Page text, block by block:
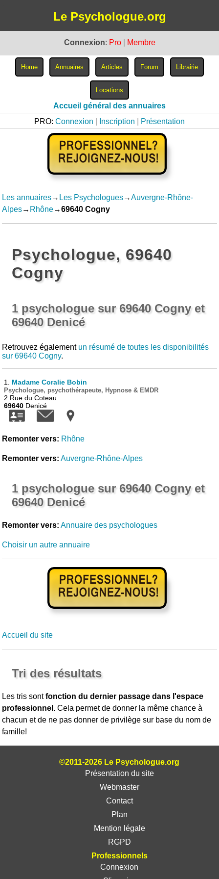
Le Psychologue.org
Connexion: Pro Membre
Accueil général des annuaires
PRO: Connexion Inscription Présentation
Les annuaires→ Les Psychologues→Auvergne-Rhône-
Alpes→ Rhône→69640 Cogny
Psychologue, 69640
Cogny
1 psychologue sur 69640 Cogny et
69640 Denicé
Retrouvez également un résumé de toutes les disponibilités
sur 69640 Cogny.
1. Madame Coralie Bobin
Psychologue, psychothérapeute, Hypnose & EMDR
2 Rue du Coteau
69640 Denicé
Remonter vers: Rhône
Remonter vers: Auvergne-Rhône-Alpes
1 psychologue sur 69640 Cogny et
69640 Denicé
Remonter vers: Annuaire des psychologues
Choisir un autre annuaire
Accueil du site
Tri des résultats
Les tris sontfonction du dernier passage dans l'espace
professionnel . Cela permet de donner la même chance à
chacun et de ne pas donner de privilège sur base du nom de
famille!
©2011-2026 Le Psychologue.org
Présentation du site
Webmaster
Contact
Plan
Mention légale
RGPD
Professionnels
Connexion